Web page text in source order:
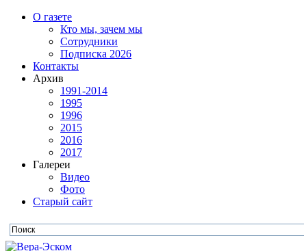
О газете
Кто мы, зачем мы
Сотрудники
Подписка 2026
Контакты
Архив
1991-2014
1995
1996
2015
2016
2017
Галереи
Видео
Фото
Старый сайт